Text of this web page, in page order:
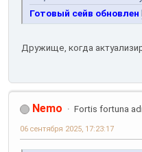
Готовый сейв обновлен
Дружище, когда
Nemo Fortis fortuna
06 сентября 2025, 17:23:17